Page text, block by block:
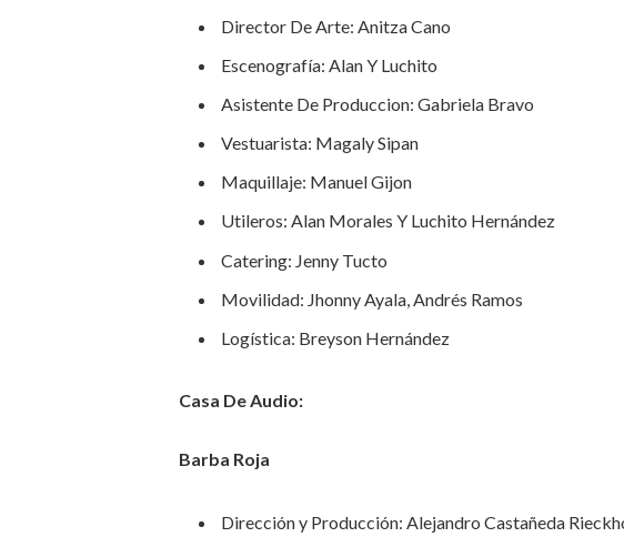
Director De Arte: Anitza Cano
Escenografía: Alan Y Luchito
Asistente De Produccion: Gabriela Bravo
Vestuarista: Magaly Sipan
Maquillaje: Manuel Gijon
Utileros: Alan Morales Y Luchito Hernández
Catering: Jenny Tucto
Movilidad: Jhonny Ayala, Andrés Ramos
Logística: Breyson Hernández
Casa De Audio:
Barba Roja
Dirección y Producción: Alejandro Castañeda